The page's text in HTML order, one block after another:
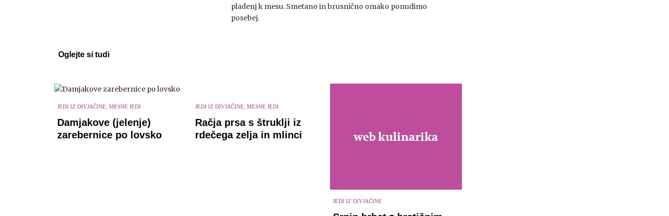
pladenj k mesu. Smetano in brusnično omako ponudimo
posebej.
Oglejte si tudi
JEDI IZ DIVJAČINE, MESNE JEDI
Damjakove (jelenje)
zarebernice po lovsko
JEDI IZ DIVJAČINE, MESNE JEDI
Račja prsa s štruklji iz
rdečega zelja in mlinci
JEDI IZ DIVJAČINE